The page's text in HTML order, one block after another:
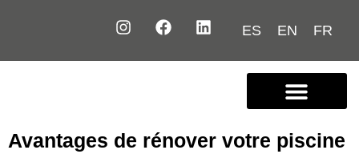
ES EN FR
Avantages de rénover votre piscine